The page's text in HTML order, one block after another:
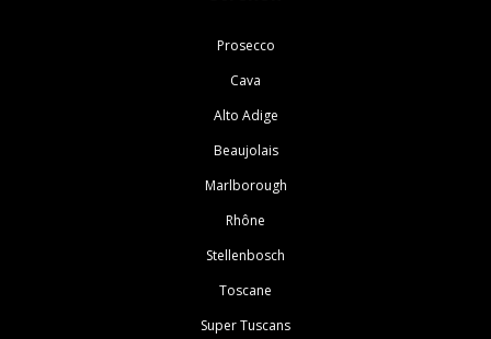
Prosecco
Cava
Alto Adige
Beaujolais
Marlborough
Rhône
Stellenbosch
Toscane
Super Tuscans